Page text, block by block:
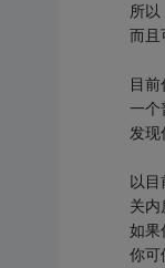
所
而且
目
一个
发现
以目
关
如果
你可